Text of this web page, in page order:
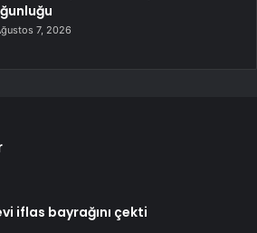
7, 2026
iflas bayrağını çekti